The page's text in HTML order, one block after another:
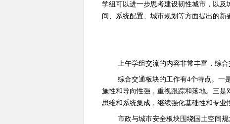
学组可以进一步思考建设韧性城市，以
间、系统配置、城市规划等方面提出的新
上午学组交流的内容非常丰富，综
综合交通板块的工作有4个特点。一
施性和导向性强，重视跟踪和落地。三
思维和系统集成，继续强化基础性和专业
市政与城市安全板块围绕国土空间